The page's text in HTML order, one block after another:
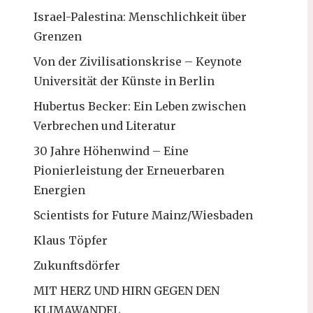
Israel-Palestina: Menschlichkeit über
Grenzen
Von der Zivilisationskrise – Keynote
Universität der Künste in Berlin
Hubertus Becker: Ein Leben zwischen
Verbrechen und Literatur
30 Jahre Höhenwind – Eine
Pionierleistung der Erneuerbaren
Energien
Scientists for Future Mainz/Wiesbaden
Klaus Töpfer
Zukunftsdörfer
MIT HERZ UND HIRN GEGEN DEN